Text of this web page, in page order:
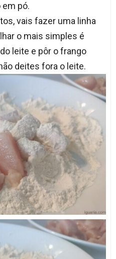
em pó.
vais fazer uma linha
o mais simples é
leite e pôr o frango
deites fora o leite.